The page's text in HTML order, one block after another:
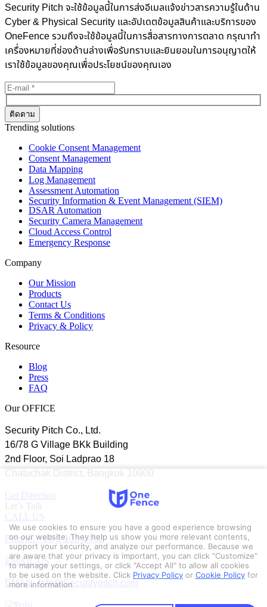
Security Pitch จะใช้ข้อมูลนี้ในการส่งอีเมลแจ้งข่าวสารความรู้ในด้าน
Cyber & Physical Security และอัปเดตข้อมูลสินค้าและบริการของ
OneFence รวมถึงจะใช้ข้อมูลนี้ในการสื่อสารทางการตลาด กรุณาทำ
เครื่องหมายที่ช่องด้านล่างเพื่อรับทราบและยินยอมในการอนุญาตให้
เราใช้ข้อมูลของคุณเพื่อประโยชน์ของคุณเอง
Trending solutions
Cookie Consent Management
Consent Management
Data Mapping
Log Management
Assessment Automation
Security Information & Event Management (SIEM)
DSAR Automation
Security Camera Management
Cloud Access Control
Emergency Response
Company
Our Mission
Products
Contact Us
Terms & Conditions
Privacy & Policy
Resource
Blog
Press
FAQ
Our OFFICE
Security Pitch Co., Ltd.
16/78 G Village BKk Building
2nd Floor, Soi Ladprao 18
Chatuchak District, Bangkok 10900
Get Direction
Let’s Talk
CALL US
Phone: +66 2 103 6462
EMAIL US
EMAIL: Info@Securitypitch.com
We use cookies to ensure you have a good experience browsing
on our website. They help us show you more relevant contents,
support your security, and analyze our performance. Because we
are aware that your privacy is important, you can click "Customize"
to manage your settings, or click "Accept All" to allow all cookies
to be used on the website. Click Privacy Policy or Cookie Policy for
more information